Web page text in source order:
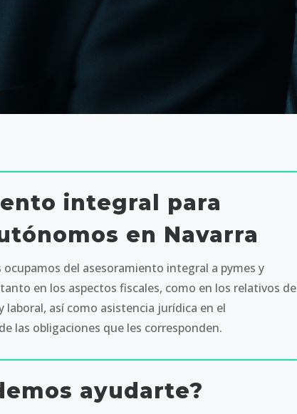
integral para
en Navarra
ocupamos del asesoramiento integral a pymes y
en los aspectos fiscales, como en los relativos de
laboral, así como asistencia jurídica en el
las obligaciones que les corresponden.
ayudarte?